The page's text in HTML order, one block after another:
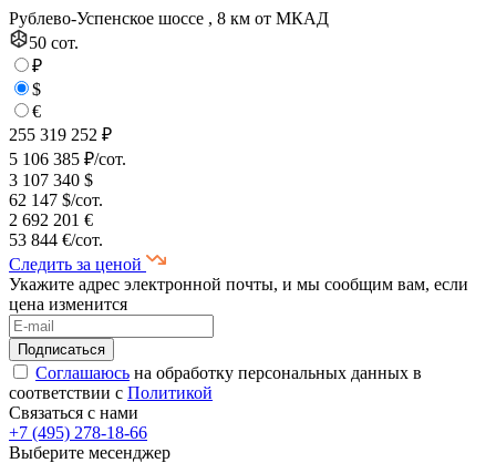
Рублево-Успенское шоссе , 8 км от МКАД
50 сот.
₽
$
€
255 319 252 ₽
5 106 385 ₽/сот.
3 107 340 $
62 147 $/сот.
2 692 201 €
53 844 €/сот.
Следить за ценой
Укажите адрес электронной почты, и мы сообщим вам, если
цена изменится
Соглашаюсь на обработку персональных данных в
соответствии с Политикой
Связаться с нами
+7 (495) 278-18-66
Выберите месенджер